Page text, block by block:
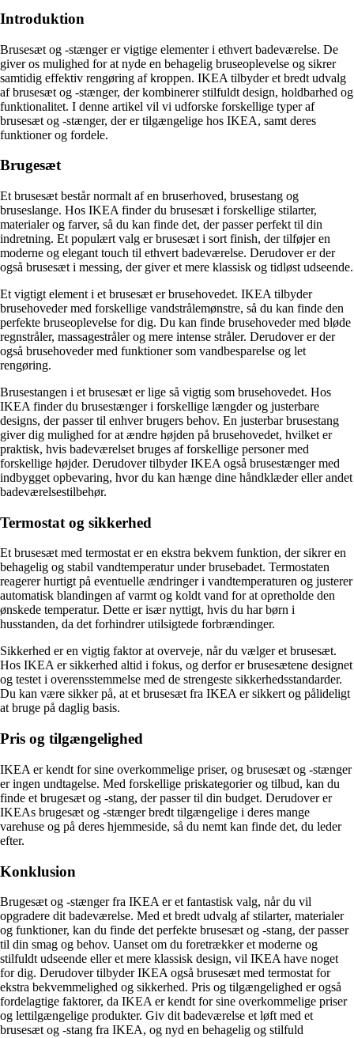
Introduktion
Brusesæt og -stænger er vigtige elementer i ethvert badeværelse. De
giver os mulighed for at nyde en behagelig bruseoplevelse og sikrer
samtidig effektiv rengøring af kroppen. IKEA tilbyder et bredt udvalg
af brusesæt og -stænger, der kombinerer stilfuldt design, holdbarhed og
funktionalitet. I denne artikel vil vi udforske forskellige typer af
brusesæt og -stænger, der er tilgængelige hos IKEA, samt deres
funktioner og fordele.
Brugesæt
Et brusesæt består normalt af en bruserhoved, brusestang og
bruseslange. Hos IKEA finder du brusesæt i forskellige stilarter,
materialer og farver, så du kan finde det, der passer perfekt til din
indretning. Et populært valg er brusesæt i sort finish, der tilføjer en
moderne og elegant touch til ethvert badeværelse. Derudover er der
også brusesæt i messing, der giver et mere klassisk og tidløst udseende.
Et vigtigt element i et brusesæt er brusehovedet. IKEA tilbyder
brusehoveder med forskellige vandstrålemønstre, så du kan finde den
perfekte bruseoplevelse for dig. Du kan finde brusehoveder med bløde
regnstråler, massagestråler og mere intense stråler. Derudover er der
også brusehoveder med funktioner som vandbesparelse og let
rengøring.
Brusestangen i et brusesæt er lige så vigtig som brusehovedet. Hos
IKEA finder du brusestænger i forskellige længder og justerbare
designs, der passer til enhver brugers behov. En justerbar brusestang
giver dig mulighed for at ændre højden på brusehovedet, hvilket er
praktisk, hvis badeværelset bruges af forskellige personer med
forskellige højder. Derudover tilbyder IKEA også brusestænger med
indbygget opbevaring, hvor du kan hænge dine håndklæder eller andet
badeværelsestilbehør.
Termostat og sikkerhed
Et brusesæt med termostat er en ekstra bekvem funktion, der sikrer en
behagelig og stabil vandtemperatur under brusebadet. Termostaten
reagerer hurtigt på eventuelle ændringer i vandtemperaturen og justerer
automatisk blandingen af varmt og koldt vand for at opretholde den
ønskede temperatur. Dette er især nyttigt, hvis du har børn i
husstanden, da det forhindrer utilsigtede forbrændinger.
Sikkerhed er en vigtig faktor at overveje, når du vælger et brusesæt.
Hos IKEA er sikkerhed altid i fokus, og derfor er brusesætene designet
og testet i overensstemmelse med de strengeste sikkerhedsstandarder.
Du kan være sikker på, at et brusesæt fra IKEA er sikkert og pålideligt
at bruge på daglig basis.
Pris og tilgængelighed
IKEA er kendt for sine overkommelige priser, og brusesæt og -stænger
er ingen undtagelse. Med forskellige priskategorier og tilbud, kan du
finde et brugesæt og -stang, der passer til din budget. Derudover er
IKEAs brugesæt og -stænger bredt tilgængelige i deres mange
varehuse og på deres hjemmeside, så du nemt kan finde det, du leder
efter.
Konklusion
Brugesæt og -stænger fra IKEA er et fantastisk valg, når du vil
opgradere dit badeværelse. Med et bredt udvalg af stilarter, materialer
og funktioner, kan du finde det perfekte brusesæt og -stang, der passer
til din smag og behov. Uanset om du foretrækker et moderne og
stilfuldt udseende eller et mere klassisk design, vil IKEA have noget
for dig. Derudover tilbyder IKEA også brusesæt med termostat for
ekstra bekvemmelighed og sikkerhed. Pris og tilgængelighed er også
fordelagtige faktorer, da IKEA er kendt for sine overkommelige priser
og lettilgængelige produkter. Giv dit badeværelse et løft med et
brusesæt og -stang fra IKEA, og nyd en behagelig og stilfuld